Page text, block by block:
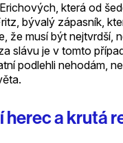
která od
bývalý zápasník,
že musí být nejtvrdší,
slávu je v tomto
podlehli nehodám,
a krutá